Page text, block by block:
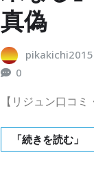
真偽
0
【リジュン口コ
「続きを読む」